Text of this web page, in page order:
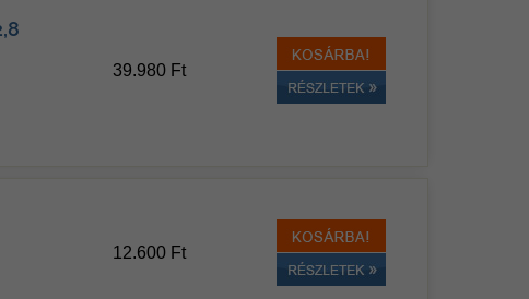
39.980 Ft
12.600 Ft